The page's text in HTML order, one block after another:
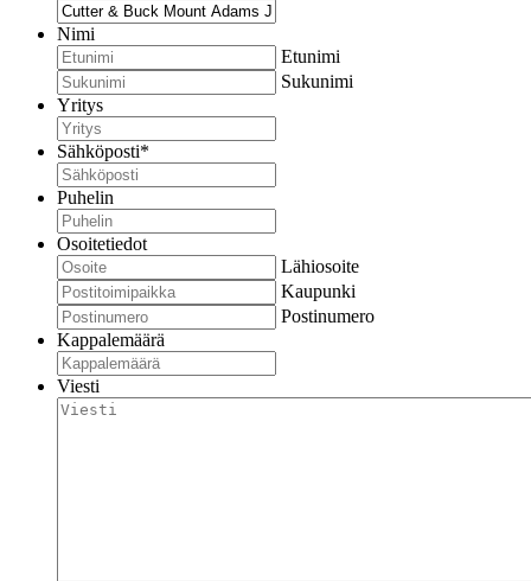
Nimi
Etunimi
Sukunimi
Yritys
Sähköposti*
Puhelin
Osoitetiedot
Lähiosoite
Kaupunki
Postinumero
Kappalemäärä
Viesti